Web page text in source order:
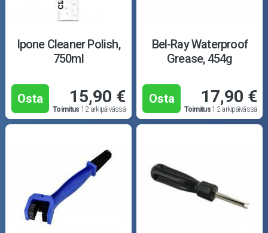
Ipone Cleaner Polish,
750ml
Osta 15,90 €
Toimitus 1-2 arkipäivässä
Bel-Ray Waterproof
Grease, 454g
Osta 17,90 €
Toimitus1-2 arkipäivässä